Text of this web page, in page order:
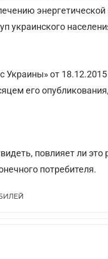
украинского
Украины» от
его
повлияет ли это
потребителя.